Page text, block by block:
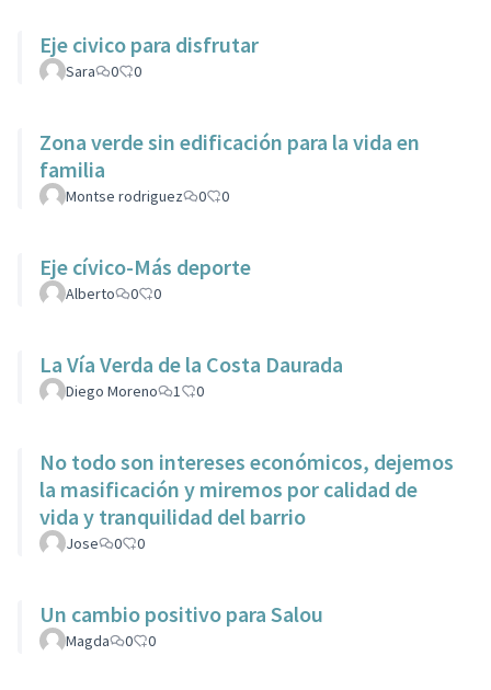
Eje civico para disfrutar
Sara 0 0
Zona verde sin edificación para la vida en
familia
Montse rodriguez 0 0
Eje cívico-Más deporte
Alberto 0 0
La Vía Verda de la Costa Daurada
Diego Moreno 1 0
No todo son intereses económicos, dejemos
la masificación y miremos por calidad de
vida y tranquilidad del barrio
Jose 0 0
Un cambio positivo para Salou
Magda 0 0